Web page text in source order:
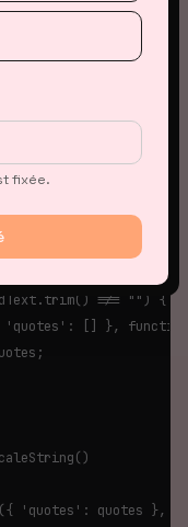
{
currentWindow: true
&&
!== "") {
[] },
'quotes': quotes },
fixée.